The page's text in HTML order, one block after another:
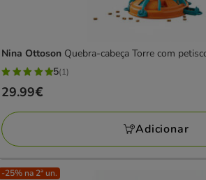
Nina Ottoson Quebra-cabeça Torre com
5
estrelas
com
1
avaliações
5(1)
Preço
29.99€
29.99€
Adicionar
-25% na 2ª un.